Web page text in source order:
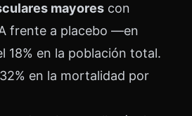
mayores con
frente a placebo —en
18% en la población total.
en la mortalidad por